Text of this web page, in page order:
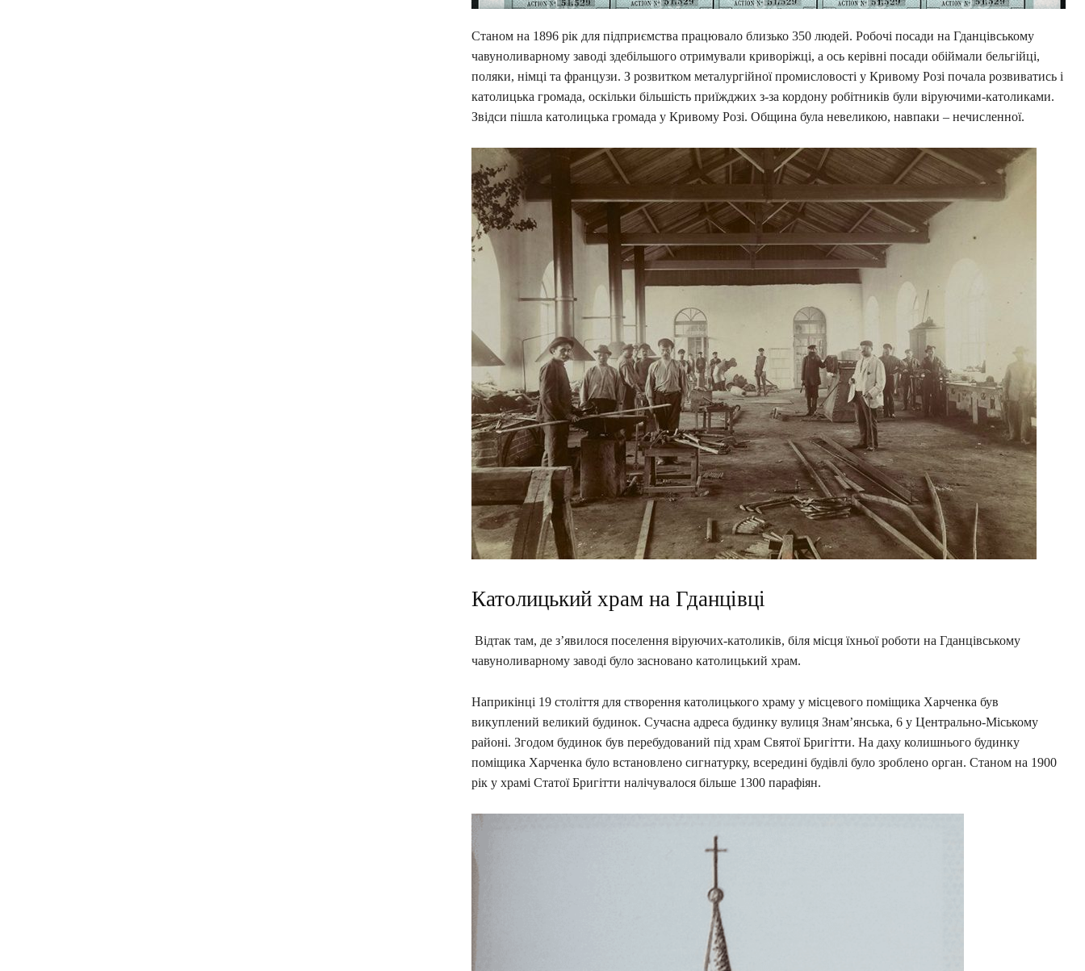
Станом на 1896 рік для підприємства працювало близько 350 людей. Робочі посади на Гданцівському
чавуноливарному заводі здебільшого отримували криворіжці, а ось керівні посади обіймали бельгійці,
поляки, німці та французи. З розвитком металургійної промисловості у Кривому Розі почала розвиватись і
католицька громада, оскільки більшість приїжджих з-за кордону робітників були віруючими-католиками.
Звідси пішла католицька громада у Кривому Розі. Община була невеликою, навпаки – нечисленної.
Католицький храм на Гданцівці
Відтак там, де з’явилося поселення віруючих-католиків, біля місця їхньої роботи на Гданцівському
чавуноливарному заводі було засновано католицький храм.
Наприкінці 19 століття для створення католицького храму у місцевого поміщика Харченка був
викуплений великий будинок. Сучасна адреса будинку вулиця Знам’янська, 6 у Центрально-Міському
районі. Згодом будинок був перебудований під храм Святої Бригітти. На даху колишнього будинку
поміщика Харченка було встановлено сигнатурку, всередині будівлі було зроблено орган. Станом на 1900
рік у храмі Статої Бригітти налічувалося більше 1300 парафіян.